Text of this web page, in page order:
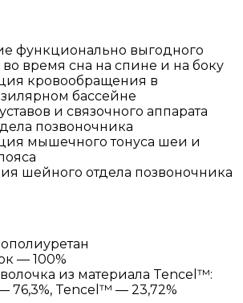
функционально выгодного
время сна на спине и на боку
кровообращения в
бассейне
и связочного аппарата
позвоночника
мышечного тонуса шеи и
шейного отдела позвоночника
— 100%
из материала Tencel™:
76,3%, Tencel™ — 23,72%